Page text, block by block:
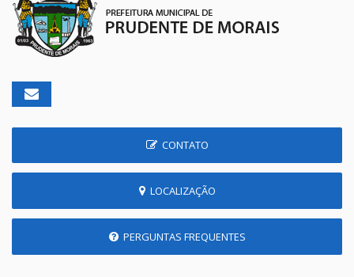
CONTATO
LOCALIZAÇÃO
PERGUNTAS FREQUENTES